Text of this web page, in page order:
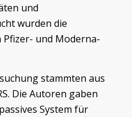
und
wurden die
und Moderna-
stammten aus
Die Autoren gaben
System für